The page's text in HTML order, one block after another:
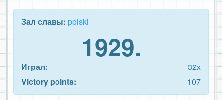
Зал славы: polski
1929.
Играл:
32x
Victory points:
107